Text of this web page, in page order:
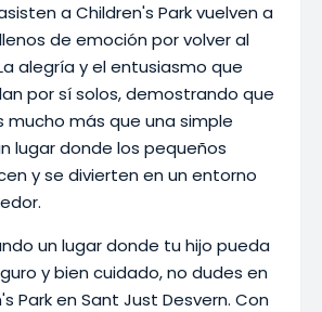
a Children's Park vuelven a
de emoción por volver al
alegría y el entusiasmo que
por sí solos, demostrando que
más que una simple
lugar donde los pequeños
y se divierten en un entorno
un lugar donde tu hijo pueda
y bien cuidado, no dudes en
Park en Sant Just Desvern. Con